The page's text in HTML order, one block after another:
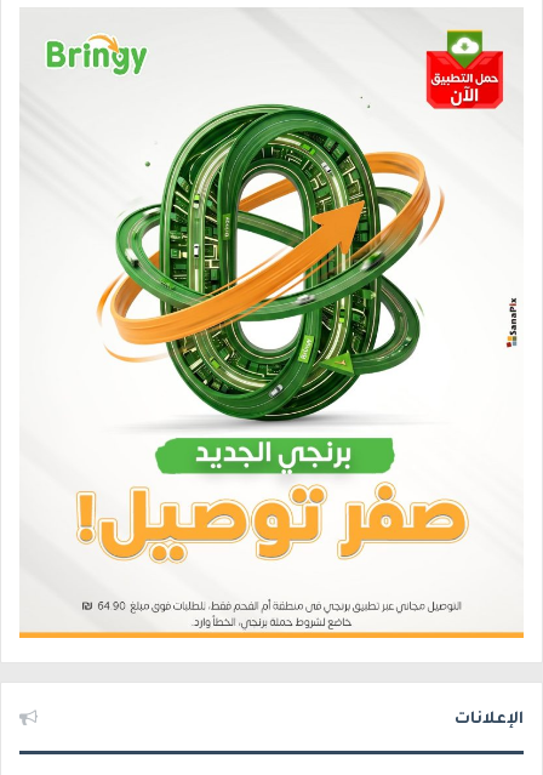
الإعلانات